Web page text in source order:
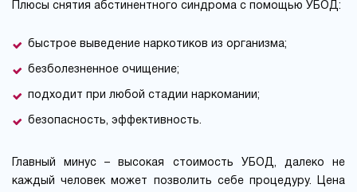
Плюсы снятия абстинентного синдрома с помощью УБОД:
быстрое выведение наркотиков из организма;
безболезненное очищение;
подходит при любой стадии наркомании;
безопасность, эффективность.
Главный минус – высокая стоимость УБОД, далеко не
каждый человек может позволить себе процедуру. Цена